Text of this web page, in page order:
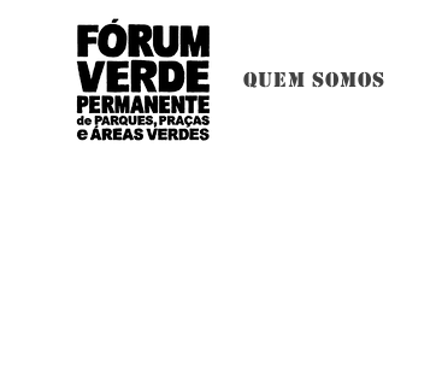
QUEM SOMOS